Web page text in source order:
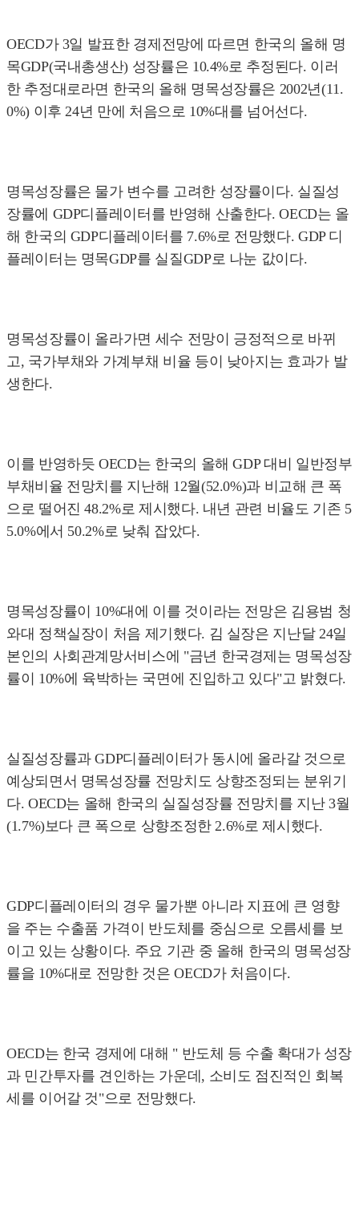
OECD가 3일 발표한 경제전망에 따르면 한국의 올해 명
목GDP(국내총생산) 성장률은 10.4%로 추정된다. 이러
한 추정대로라면 한국의 올해 명목성장률은 2002년(11.
0%) 이후 24년 만에 처음으로 10%대를 넘어선다.
명목성장률은 물가 변수를 고려한 성장률이다. 실질성
장률에 GDP디플레이터를 반영해 산출한다. OECD는 올
해 한국의 GDP디플레이터를 7.6%로 전망했다. GDP 디
플레이터는 명목GDP를 실질GDP로 나눈 값이다.
명목성장률이 올라가면 세수 전망이 긍정적으로 바뀌
고, 국가부채와 가계부채 비율 등이 낮아지는 효과가 발
생한다.
이를 반영하듯 OECD는 한국의 올해 GDP 대비 일반정부
부채비율 전망치를 지난해 12월(52.0%)과 비교해 큰 폭
으로 떨어진 48.2%로 제시했다. 내년 관련 비율도 기존 5
5.0%에서 50.2%로 낮춰 잡았다.
명목성장률이 10%대에 이를 것이라는 전망은 김용범 청
와대 정책실장이 처음 제기했다. 김 실장은 지난달 24일
본인의 사회관계망서비스에 "금년 한국경제는 명목성장
률이 10%에 육박하는 국면에 진입하고 있다"고 밝혔다.
실질성장률과 GDP디플레이터가 동시에 올라갈 것으로
예상되면서 명목성장률 전망치도 상향조정되는 분위기
다. OECD는 올해 한국의 실질성장률 전망치를 지난 3월
(1.7%)보다 큰 폭으로 상향조정한 2.6%로 제시했다.
GDP디플레이터의 경우 물가뿐 아니라 지표에 큰 영향
을 주는 수출품 가격이 반도체를 중심으로 오름세를 보
이고 있는 상황이다. 주요 기관 중 올해 한국의 명목성장
률을 10%대로 전망한 것은 OECD가 처음이다.
OECD는 한국 경제에 대해 " 반도체 등 수출 확대가 성장
과 민간투자를 견인하는 가운데, 소비도 점진적인 회복
세를 이어갈 것"으로 전망했다.